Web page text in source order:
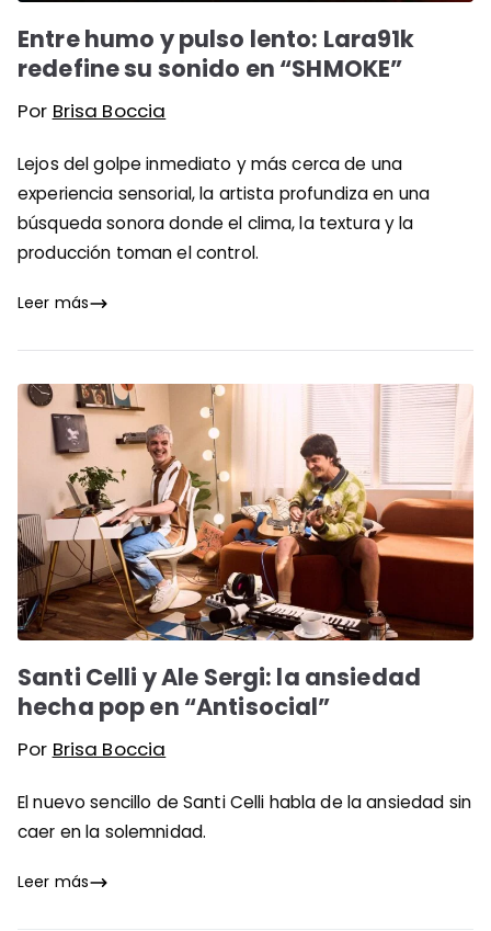
Entre humo y pulso lento: Lara91k
redefine su sonido en “SHMOKE”
Por Brisa Boccia
Lejos del golpe inmediato y más cerca de una
experiencia sensorial, la artista profundiza en una
búsqueda sonora donde el clima, la textura y la
producción toman el control.
Leer más
Santi Celli y Ale Sergi: la ansiedad
hecha pop en “Antisocial”
Por Brisa Boccia
El nuevo sencillo de Santi Celli habla de la ansiedad sin
caer en la solemnidad.
Leer más